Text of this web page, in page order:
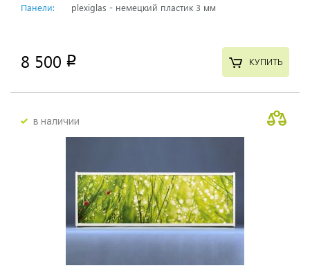
Панели:
plexiglas - немецкий пластик 3 мм
8 500 p КУПИТЬ
в наличии